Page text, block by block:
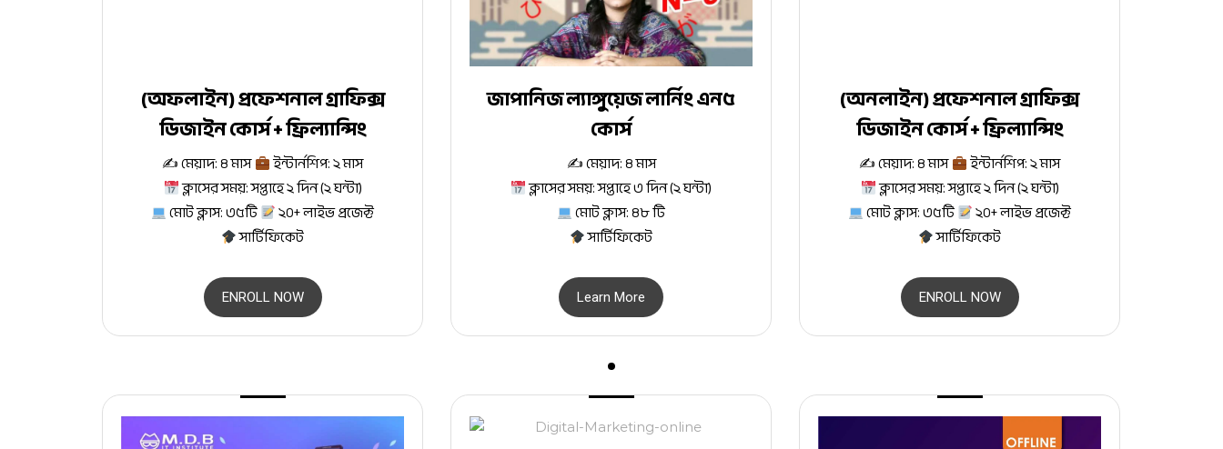
(অফলাইন) প্রফেশনাল গ্রাফিক্স
ডিজাইন কোর্স + ফ্রিল্যান্সিং
✍মেয়াদ: ৪ মাস
ইন্টার্নশিপ: ২ মাস
ক্লাসের সময়: সপ্তাহে ২ দিন (২ ঘন্টা)
মোট ক্লাস: ৩৫টি
২০+ লাইভ প্রজেক্ট
সার্টিফিকেট
ENROLL NOW
জাপানিজ ল্যাঙ্গুয়েজ লার্নিং এন৫
কোর্স
✍️ মেয়াদ: ৪ মাস
ক্লাসের সময়: সপ্তাহে ৩ দিন (২ ঘন্টা)
মোট ক্লাস: ৪৮ টি
সার্টিফিকেট
Learn More
(অনলাইন) প্রফেশনাল গ্রাফিক্স
ডিজাইন কোর্স + ফ্রিল্যান্সিং
✍মেয়াদ: ৪ মাস
ইন্টার্নশিপ: ২ মাস
ক্লাসের সময়: সপ্তাহে ২ দিন (২ ঘন্টা)
মোট ক্লাস: ৩৫টি
২০+ লাইভ প্রজেক্ট
সার্টিফিকেট
ENROLL NOW